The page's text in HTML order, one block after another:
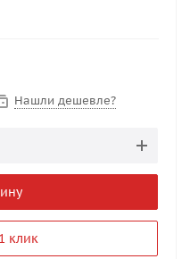
Нашли дешевле?
клик